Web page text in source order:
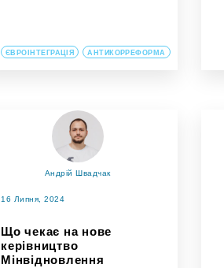
ЄВРОІНТЕГРАЦІЯ АНТИКОРРЕФОРМА
Андрій Швадчак
16 Липня, 2024
Що чекає на нове
керівництво
Мінвідновлення